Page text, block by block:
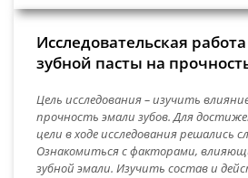
Исследовательская
зубной пасты на
Цель исследования – изучить
прочность эмали зубов. Для
цели в ходе исследования решались
Ознакомиться с факторами,
зубной эмали. Изучить состав и